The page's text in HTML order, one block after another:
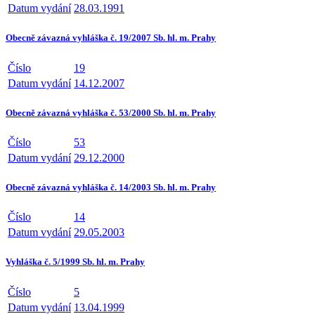
Datum vydání 28.03.1991
Obecně závazná vyhláška č. 19/2007 Sb. hl. m. Prahy
Číslo
19
Datum vydání 14.12.2007
Obecně závazná vyhláška č. 53/2000 Sb. hl. m. Prahy
Číslo
53
Datum vydání 29.12.2000
Obecně závazná vyhláška č. 14/2003 Sb. hl. m. Prahy
Číslo
14
Datum vydání 29.05.2003
Vyhláška č. 5/1999 Sb. hl. m. Prahy
Číslo
5
Datum vydání 13.04.1999